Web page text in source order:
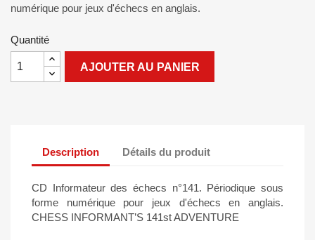
numérique pour jeux d'échecs en anglais.
Quantité
AJOUTER AU PANIER
Description Détails du produit
CD Informateur des échecs n°141. Périodique sous
forme numérique pour jeux d'échecs en anglais.
CHESS INFORMANT’S 141st ADVENTURE